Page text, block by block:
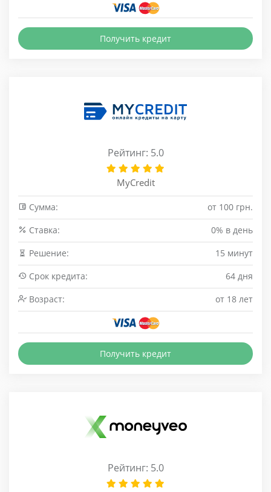
Получить кредит
Рейтинг: 5.0
MyCredit
Сумма:
от 100 грн.
Cтавка:
0% в день
Решение:
15 минут
Срок кредита:
64 дня
Возраст:
от 18 лет
Получить кредит
Рейтинг: 5.0